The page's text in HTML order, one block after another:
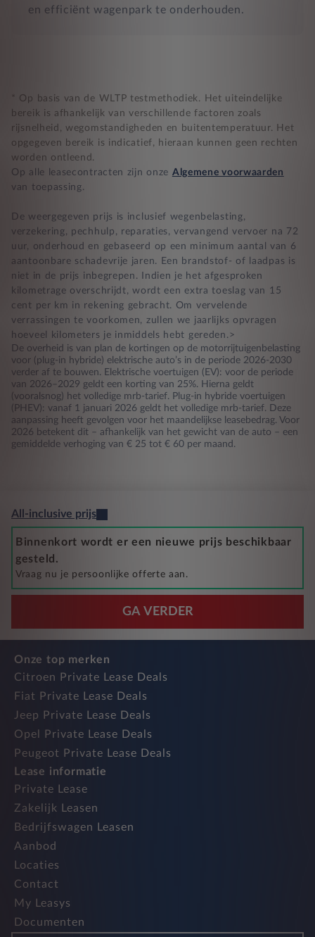
en efficiënt wagenpark te onderhouden.
* Op basis van de WLTP testmethodiek. Het uiteindelijke
bereik is afhankelijk van verschillende factoren zoals
rijsnelheid, wegomstandigheden en buitentemperatuur. Het
opgegeven bereik is indicatief, hieraan kunnen geen rechten
worden ontleend.
Op alle leasecontracten zijn onze Algemene voorwaarden
van toepassing.
De weergegeven prijs is inclusief wegenbelasting,
verzekering, pechhulp, reparaties, vervangend vervoer na 72
uur, onderhoud en gebaseerd op een minimum aantal van 6
aantoonbare schadevrije jaren. Een brandstof- of laadpas is
niet in de prijs inbegrepen. Indien je het afgesproken
kilometrage overschrijdt, wordt een extra toeslag van 15
cent per km in rekening gebracht. Om vervelende
verrassingen te voorkomen, zullen we jaarlijks opvragen
hoeveel kilometers je inmiddels hebt gereden.>
De overheid is van plan de kortingen op de motorrijtuigenbelasting
voor (plug-in hybride) elektrische auto’s in de periode 2026-2030
verder af te bouwen. Elektrische voertuigen (EV): voor de periode
van 2026–2029 geldt een korting van 25%. Hierna geldt
(vooralsnog) het volledige mrb-tarief. Plug-in hybride voertuigen
(PHEV): vanaf 1 januari 2026 geldt het volledige mrb-tarief. Deze
aanpassing heeft gevolgen voor het maandelijkse leasebedrag. Voor
2026 betekent dit – afhankelijk van het gewicht van de auto – een
gemiddelde verhoging van € 25 tot € 60 per maand.
All-inclusive prijs
Binnenkort wordt er een nieuwe prijs beschikbaar
gesteld.
Vraag nu je persoonlijke offerte aan.
GA VERDER
Onze top merken
Citroen Private Lease Deals
Fiat Private Lease Deals
Jeep Private Lease Deals
Opel Private Lease Deals
Peugeot Private Lease Deals
Lease informatie
Private Lease
Zakelijk Leasen
Bedrijfswagen Leasen
Aanbod
Locaties
Contact
My Leasys
Documenten